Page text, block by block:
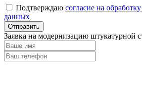
Подтверждаю согласие на
данных
Заявка на модернизацию штукатурной